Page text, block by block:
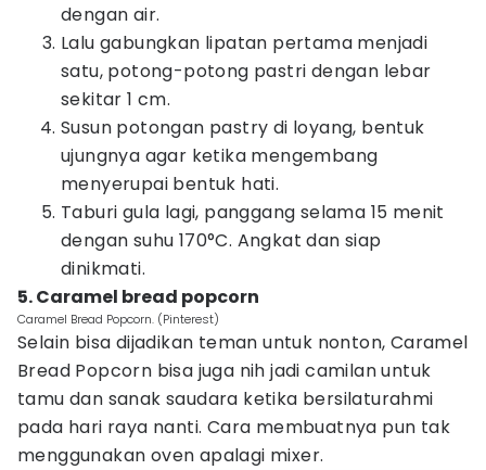
dengan air.
Lalu gabungkan lipatan pertama menjadi
satu, potong-potong pastri dengan lebar
sekitar 1 cm.
Susun potongan pastry di loyang, bentuk
ujungnya agar ketika mengembang
menyerupai bentuk hati.
Taburi gula lagi, panggang selama 15 menit
dengan suhu 170°C. Angkat dan siap
dinikmati.
5. Caramel bread popcorn
Caramel Bread Popcorn. (Pinterest)
Selain bisa dijadikan teman untuk nonton, Caramel
Bread Popcorn bisa juga nih jadi camilan untuk
tamu dan sanak saudara ketika bersilaturahmi
pada hari raya nanti. Cara membuatnya pun tak
menggunakan oven apalagi mixer.